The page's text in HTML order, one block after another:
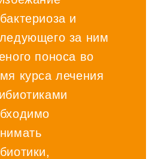
и
за ним
поноса во
курса лечения